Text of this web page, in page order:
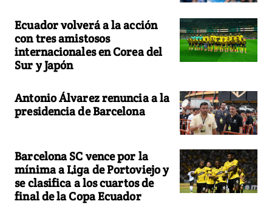
Ecuador volverá a la acción
con tres amistosos
internacionales en Corea del
Sur y Japón
Antonio Álvarez renuncia a la
presidencia de Barcelona
Barcelona SC vence por la
mínima a Liga de Portoviejo y
se clasifica a los cuartos de
final de la Copa Ecuador